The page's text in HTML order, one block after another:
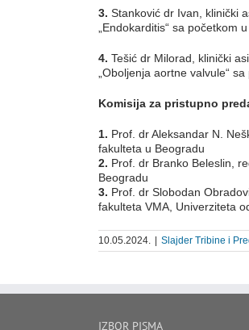
3. Stanković dr Ivan, klinički
„Endokarditis“ sa početkom
4. Tešić dr Milorad, klinički
„Oboljenja aortne valvule“
Komisija za pristupno
1. Prof. dr Aleksandar N.
fakulteta u Beogradu
2. Prof. dr Branko Beleslin,
Beogradu
3. Prof. dr Slobodan
fakulteta VMA, Univerziteta
10.05.2024. Slajder Tribine i
IZBOR PISMA